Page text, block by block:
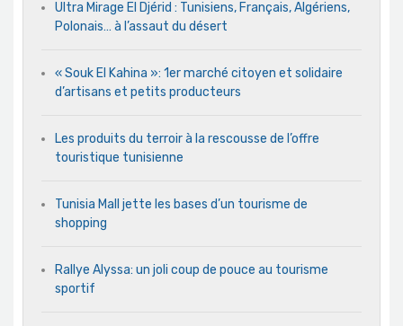
Ultra Mirage El Djérid : Tunisiens, Français, Algériens,
Polonais… à l’assaut du désert
« Souk El Kahina »: 1er marché citoyen et solidaire
d’artisans et petits producteurs
Les produits du terroir à la rescousse de l’offre
touristique tunisienne
Tunisia Mall jette les bases d’un tourisme de
shopping
Rallye Alyssa: un joli coup de pouce au tourisme
sportif